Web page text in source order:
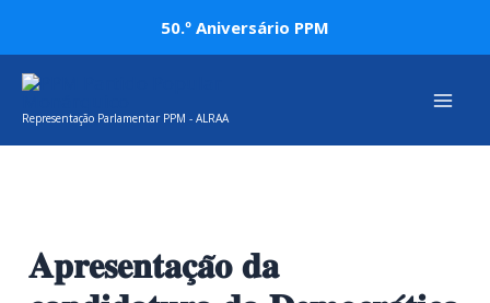
content
50.º Aniversário PPM
Representação Parlamentar PPM - ALRAA
𝐀𝐩𝐫𝐞𝐬𝐞𝐧𝐭𝐚𝐜̧𝐚̃𝐨 𝐝𝐚